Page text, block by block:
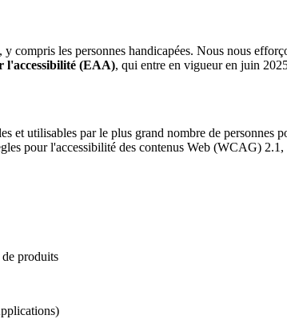
compris les personnes handicapées. Nous nous
l'accessibilité (EAA), qui entre en vigueur en juin
et utilisables par le plus grand nombre de personnes
pour l'accessibilité des contenus Web (WCAG)
produits